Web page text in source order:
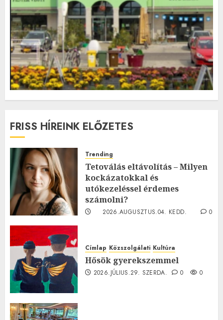
FRISS HÍREINK ELŐZETES
Trending
Tetoválás eltávolítás – Milyen
kockázatokkal és
utókezeléssel érdemes
számolni?
2026.AUGUSZTUS.04. KEDD.
0
Címlap Közszolgálati Kultúra
Hősök gyerekszemmel
2026.JÚLIUS.29. SZERDA. 0 0